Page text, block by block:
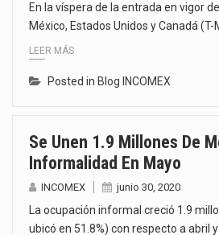
En la víspera de la entrada en vigor
México, Estados Unidos y Canadá (T-
LEER MÁS
Posted in Blog INCOMEX
Se Unen 1.9 Millones De
Informalidad En Mayo
INCOMEX junio 30, 2020
La ocupación informal creció 1.9
ubicó en 51.8%) con respecto a abril y